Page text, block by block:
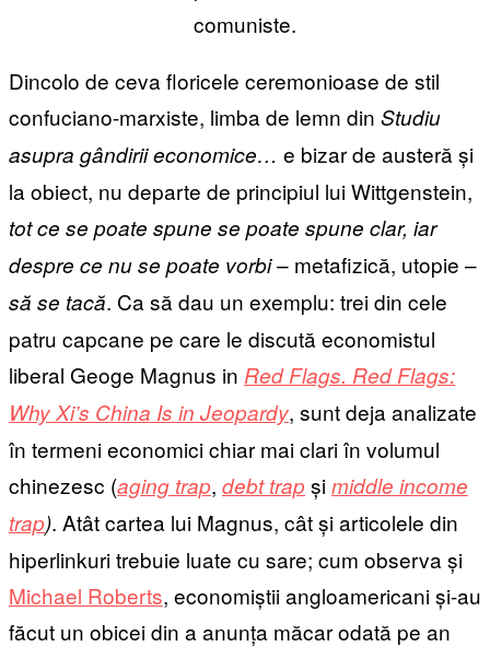
comuniste.
Dincolo de ceva floricele ceremonioase de stil
confuciano-marxiste, limba de lemn din Studiu
asupra gândirii economice… e bizar de austeră și
la obiect, nu departe de principiul lui Wittgenstein,
tot ce se poate spune se poate spune clar, iar
despre ce nu se poate vorbi– metafizică, utopie –
să se tacă. Ca să dau un exemplu: trei din cele
patru capcane pe care le discută economistul
liberal Geoge Magnus in Red Flags. Red Flags:
Why Xi’s China Is in Jeopardy, sunt deja analizate
în termeni economici chiar mai clari în volumul
chinezesc (aging trap, debt trap șimiddle income
trap). Atât cartea lui Magnus, cât și articolele din
hiperlinkuri trebuie luate cu sare; cum observa și
Michael Roberts, economiștii angloamericani și-au
făcut un obicei din a anunța măcar odată pe an